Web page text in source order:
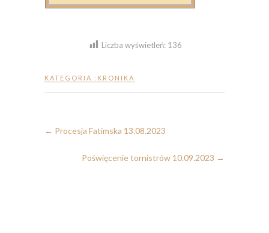
Liczba wyświetleń: 136
KATEGORIA : KRONIKA
← Procesja Fatimska 13.08.2023
Poświęcenie tornistrów 10.09.2023 →